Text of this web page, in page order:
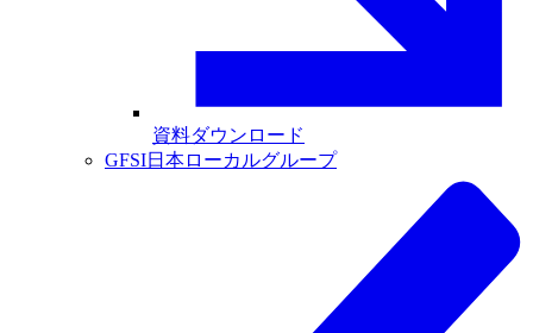
資料ダウンロード
GFSI日本ローカルグループ